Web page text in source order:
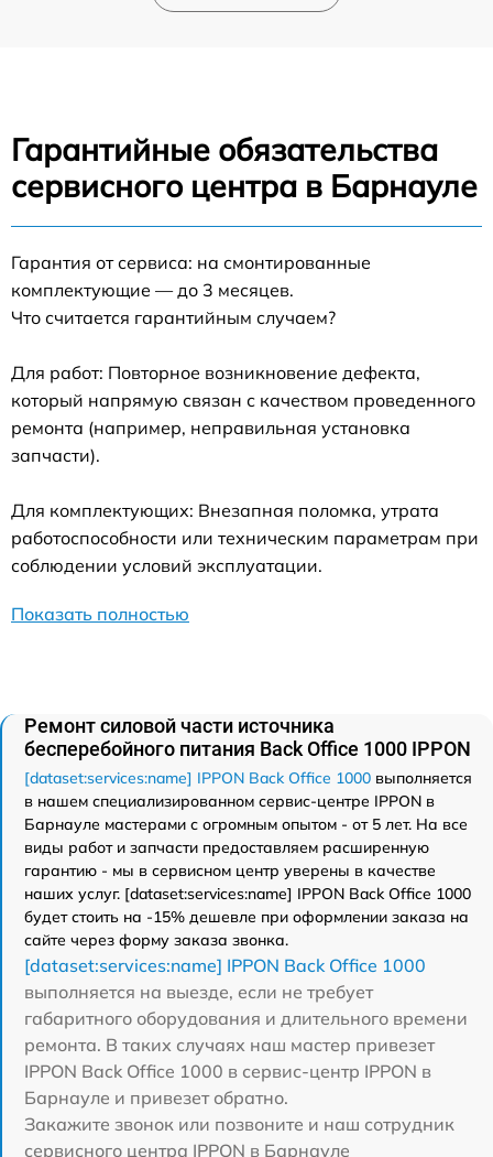
Гарантийные обязательства
сервисного центра в Барнауле
Гарантия от сервиса: на смонтированные
комплектующие — до 3 месяцев.
Что считается гарантийным случаем?
Для работ: Повторное возникновение дефекта,
который напрямую связан с качеством проведенного
ремонта (например, неправильная установка
запчасти).
Для комплектующих: Внезапная поломка, утрата
работоспособности или техническим параметрам при
соблюдении условий эксплуатации.
Показать полностью
Ремонт силовой части источника
бесперебойного питания Back Office 1000 IPPON
[dataset:services:name] IPPON Back Office 1000 выполняется
в нашем специализированном сервис-центре IPPON в
Барнауле мастерами с огромным опытом - от 5 лет. На все
виды работ и запчасти предоставляем расширенную
гарантию - мы в сервисном центр уверены в качестве
наших услуг. [dataset:services:name] IPPON Back Office 1000
будет стоить на -15% дешевле при оформлении заказа на
сайте через форму заказа звонка.
[dataset:services:name] IPPON Back Office 1000
выполняется на выезде, если не требует
габаритного оборудования и длительного времени
ремонта. В таких случаях наш мастер привезет
IPPON Back Office 1000 в сервис-центр IPPON в
Барнауле и привезет обратно.
Закажите звонок или позвоните и наш сотрудник
сервисного центра IPPON в Барнауле